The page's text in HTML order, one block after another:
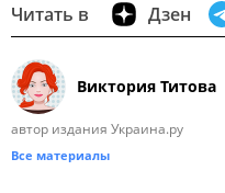
Читать в Дзен
Виктория Титова
автор издания Украина.ру
Все материалы